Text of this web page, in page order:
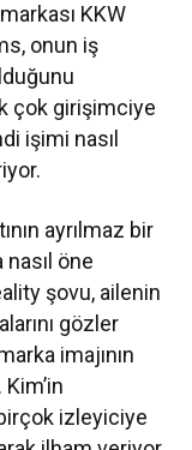
KKW
onun iş
çok girişimciye
işimi nasıl
ayrılmaz bir
öne
şovu, ailenin
gözler
imajının
izleyiciye